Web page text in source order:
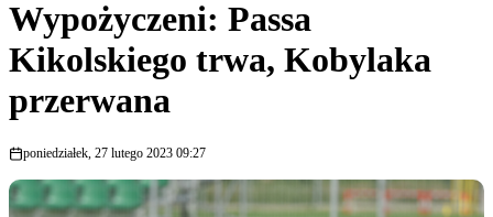
Wypożyczeni: Passa
Kikolskiego trwa, Kobylaka
przerwana
poniedziałek, 27 lutego 2023 09:27